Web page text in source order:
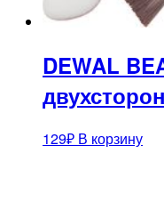
DEWAL
129₽ В корзину